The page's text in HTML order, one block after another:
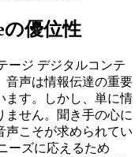
優位性
ージ デジタルコンテ
音声は情報伝達の重要
ます。しかし、単に情
ません。聞き手の心に
声こそが求められてい
ーズに応えるため